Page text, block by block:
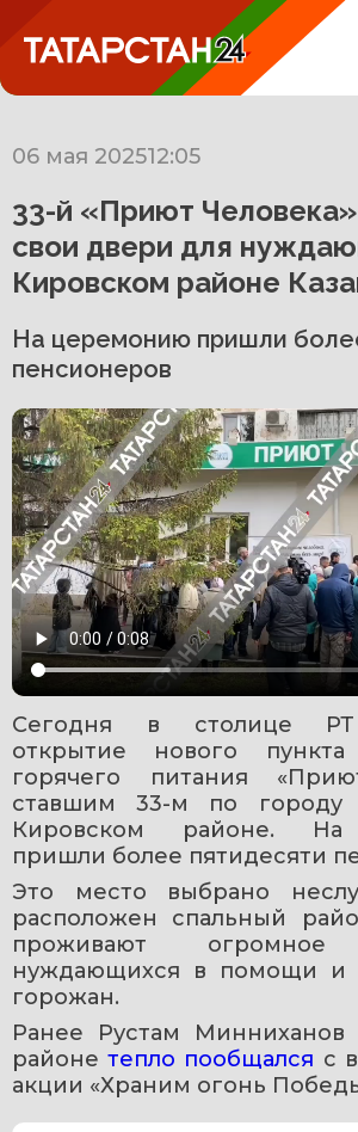
06 мая 202512:05
33-й «Приют
свои двери для
Кировском районе
На церемонию пришли
пенсионеров
Сегодня в столице РТ
открытие нового
горячего питания
ставшим 33-м по
Кировском районе. На
пришли более пятидесяти
Это место выбрано
расположен спальный
проживают огромное
нуждающихся в помощи и
горожан.
Ранее Рустам Минниханов
районе тепло пообщался с
акции «Храним огонь